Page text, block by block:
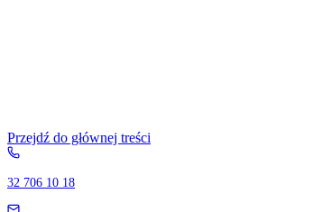
Przejdź do głównej treści
32 706 10 18